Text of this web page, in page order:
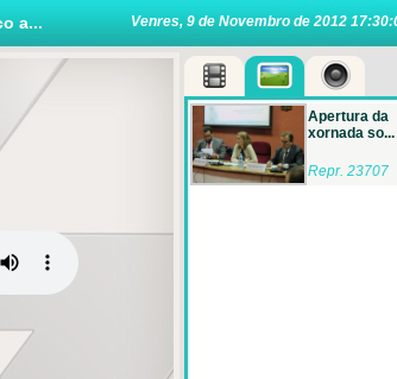
a... Venres, 9 de Novembro de 2012
Apertura da
xornada so...
Repr. 23707